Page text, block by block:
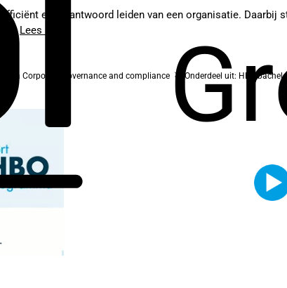
en verantwoord leiden van een organisatie.
je...Lees meer
Corporate governance and compliance Onderdeel uit: HBO-